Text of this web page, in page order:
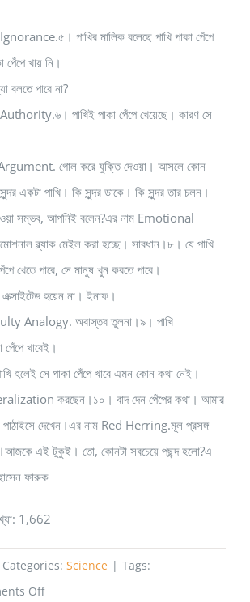
পাখির মালিক বলেছে পাখি পাকা পেঁপে
পেঁপে খায় নি।
বলতে পারে না?
পাখিই পাকা পেঁপে খেয়েছে। কারণ সে
গোল করে যুক্তি দেওয়া। আসলে কোন
একটা পাখি। কি সুন্দর ডাকে। কি সুন্দর তার চলন।
সম্ভব, আপনিই বলেন?এর নাম Emotional
ব্ল্যাক মেইল করা হচ্ছে। সাবধান।৮। যে পাখি
খেতে পারে, সে মানুষ খুন করতে পারে।
হয়েন না। ইনাফ।
Analogy. অবাস্তব তুলনা।৯। পাখি
খাবেই।
হলেই সে পাকা পেঁপে খাবে এমন কোন কথা নেই।
করছেন।১০। বাদ দেন পেঁপের কথা। আমার
পাঠাইসে দেখেন।এর নাম Red Herring.মূল প্রসঙ্গ
এই টুকুই। তো, কোনটা সবচেয়ে পছন্দ হলো?এ
ফারুক
1,662
Categories: Science | Tags:
Offon